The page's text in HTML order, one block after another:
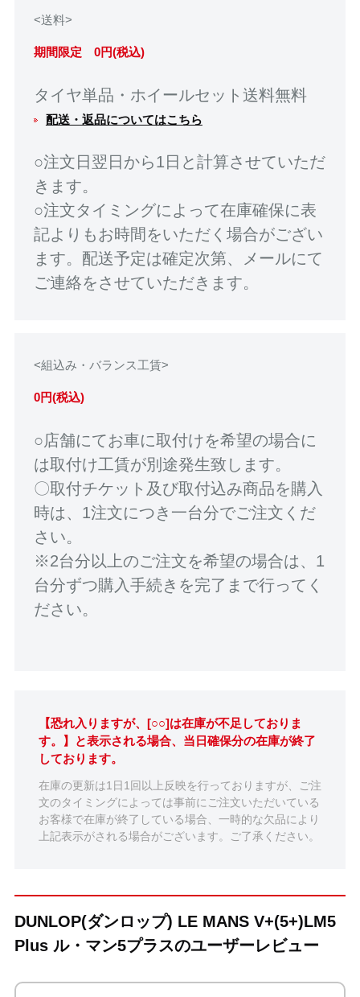
<送料>
期間限定 0円(税込)
タイヤ単品・ホイールセット送料無料
配送・返品についてはこちら
○注文日翌日から1日と計算させていただ
きます。
○注文タイミングによって在庫確保に表
記よりもお時間をいただく場合がござい
ます。配送予定は確定次第、メールにて
ご連絡をさせていただきます。
<組込み・バランス工賃>
0円(税込)
○店舗にてお車に取付けを希望の場合に
は取付け工賃が別途発生致します。
〇取付チケット及び取付込み商品を購入
時は、1注文につき一台分でご注文くだ
さい。
※2台分以上のご注文を希望の場合は、1
台分ずつ購入手続きを完了まで行ってく
ださい。
【恐れ入りますが、[○○]は在庫が不足しておりま
す。】と表示される場合、当日確保分の在庫が終了
しております。
在庫の更新は1日1回以上反映を行っておりますが、ご注
文のタイミングによっては事前にご注文いただいている
お客様で在庫が終了している場合、一時的な欠品により
上記表示がされる場合がございます。ご了承ください。
DUNLOP(ダンロップ) LE MANS V+(5+)LM5
Plus ル・マン5プラスのユーザーレビュー